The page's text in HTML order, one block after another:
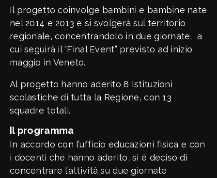
Il progetto coinvolge bambini e bambine nate
nel 2014 e 2013 e si svolgerà sul territorio
regionale, concentrandolo in due giornate, a
cui seguirà il “Final Event” previsto ad inizio
maggio in Veneto.
Al progetto hanno aderito 8 Istituzioni
scolastiche di tutta la Regione, con 13
squadre totali.
Il programma
In accordo con l’ufficio educazioni fisica e con
i docenti che hanno aderito, si è deciso di
concentrare l’attività su due giornate